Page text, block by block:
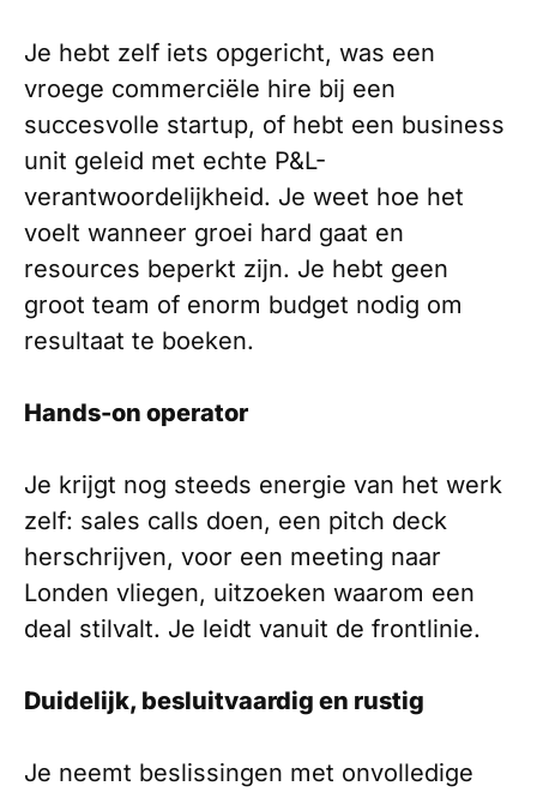
Je hebt zelf iets opgericht, was een
vroege commerciële hire bij een
succesvolle startup, of hebt een business
unit geleid met echte P&L-
verantwoordelijkheid. Je weet hoe het
voelt wanneer groei hard gaat en
resources beperkt zijn. Je hebt geen
groot team of enorm budget nodig om
resultaat te boeken.
Hands-on operator
Je krijgt nog steeds energie van het werk
zelf: sales calls doen, een pitch deck
herschrijven, voor een meeting naar
Londen vliegen, uitzoeken waarom een
deal stilvalt. Je leidt vanuit de frontlinie.
Duidelijk, besluitvaardig en rustig
Je neemt beslissingen met onvolledige